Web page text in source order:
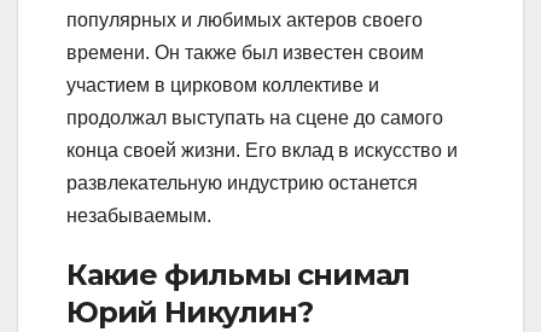
популярных и любимых актеров своего
времени. Он также был известен своим
участием в цирковом коллективе и
продолжал выступать на сцене до самого
конца своей жизни. Его вклад в искусство и
развлекательную индустрию останется
незабываемым.
Какие фильмы снимал
Юрий Никулин?